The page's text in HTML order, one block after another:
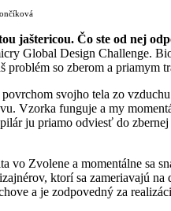
jaštericou. Čo ste od nej
Global Design Challenge.
problém so zberom a priamym
svojho tela zo
Vzorka funguje a my
ju priamo odviesť do zbernej
vo Zvolene a momentálne
ktorí sa zameriavajú
a je zodpovedný za